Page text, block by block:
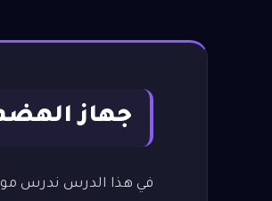
جهاز
في هذا الدرس ندرس